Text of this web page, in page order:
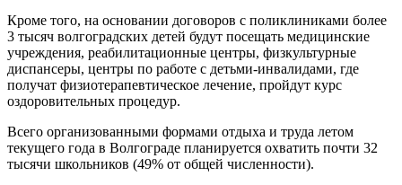
Кроме того, на основании договоров с поликлиниками более
3 тысяч волгоградских детей будут посещать медицинские
учреждения, реабилитационные центры, физкультурные
диспансеры, центры по работе с детьми-инвалидами, где
получат физиотерапевтическое лечение, пройдут курс
оздоровительных процедур.
Всего организованными формами отдыха и труда летом
текущего года в Волгограде планируется охватить почти 32
тысячи школьников (49% от общей численности).